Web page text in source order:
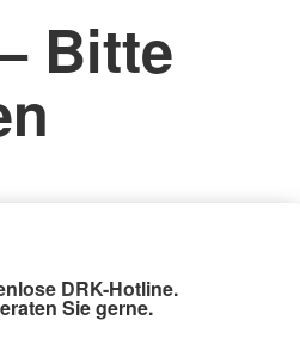
Bitte
DRK-Hotline.
Sie gerne.